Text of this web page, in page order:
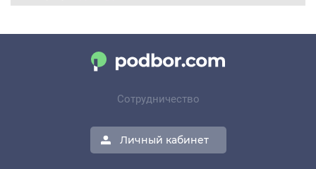
Сотрудничество
Личный кабинет